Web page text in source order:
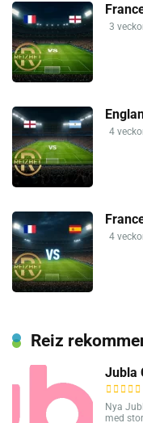
3
4
4
Reiz
Jubla
Nya
med